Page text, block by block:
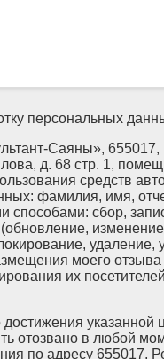
персональных
Саяны», 655017,
д. 68 стр. 1,
средств
фамилия, имя,
сбор,
удаление,
моего
их
указанной
отозвано в любой
по адресу 655017,